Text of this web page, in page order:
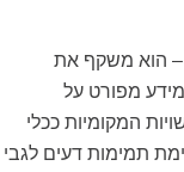
– הוא משקף את
מפורט על
המקומיות ככלי
תמימות דעים לגבי